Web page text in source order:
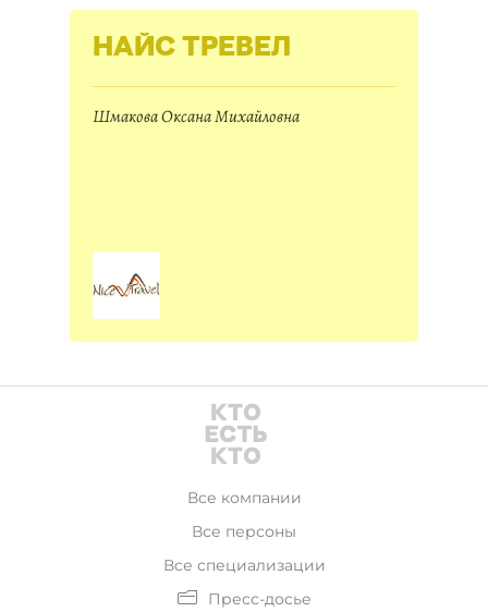
НАЙС ТРЕВЕЛ
Шмакова Оксана Михайловна
Все компании
Все персоны
Все специализации
Пресс-досье